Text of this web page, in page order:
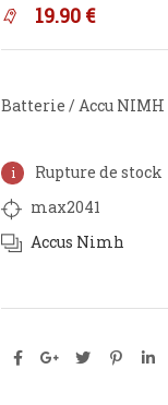
19.90 €
Batterie / Accu NIMH
Rupture de stock
max2041
Accus Nimh